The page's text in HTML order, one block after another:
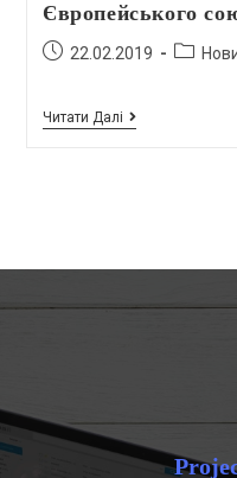
Європейського
22.02.2019
Читати Далі